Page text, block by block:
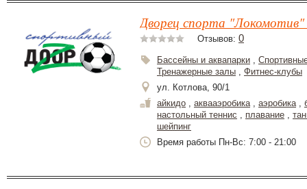
Дворец спорта
Отзывов: 0
Бассейны и аквапарки ,
Тренажерные залы , Фитнес-клубы
ул. Котлова, 90/1
айкидо , аквааэробика, аэробика,
настольный теннис , плавание ,
шейпинг
Время работы Пн-Вс: 7:00 - 21:00